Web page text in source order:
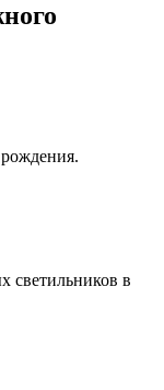
светильников в